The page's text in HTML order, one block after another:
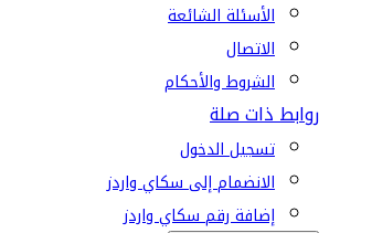
الأسئلة الشائعة
الاتصال
الشروط والأحكام
روابط ذات صلة
تسجيل الدخول
الانضمام إلى سكاي واردز
إضافة رقم سكاي واردز